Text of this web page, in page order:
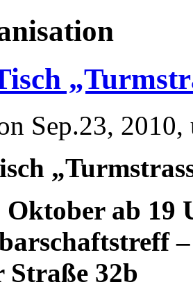
Sep.23,
Oktober ab 19
Straße 32b